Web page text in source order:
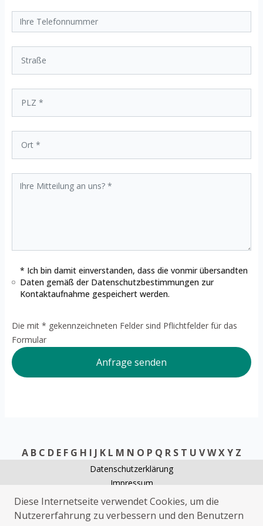
* Ich bin damit einverstanden, dass die vonmir übersandten
Daten gemäß der Datenschutzbestimmungen zur
Kontaktaufnahme gespeichert werden.
Die mit * gekennzeichneten Felder sind Pflichtfelder für das
Formular
Anfrage senden
A B C D E F G H I J K L M N O P Q R S T U VWXY Z
Datenschutzerklärung
Impressum
Kammerjäger Bellingen
Sanitärhilfe Bellingen
Diese Internetseite verwendet Cookies, um die
Nutzererfahrung zu verbessern und den Benutzern